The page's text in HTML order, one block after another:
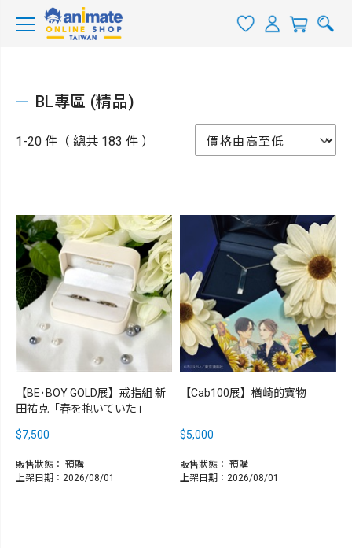
BL專區 (精品)
1-20 件（ 總共 183 件 ）
【BE･BOY GOLD展】戒指組 新
田祐克「春を抱いていた」
$7,500
販售狀態： 預購
上架日期：2026/08/01
【Cab100展】楢崎的寶物
$5,000
販售狀態： 預購
上架日期：2026/08/01